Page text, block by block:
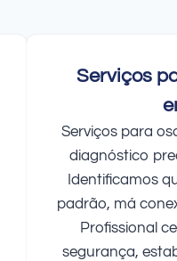
Serviços
Serviços para
diagnóstico
Identificamos
padrão, má
Profissional
segurança,